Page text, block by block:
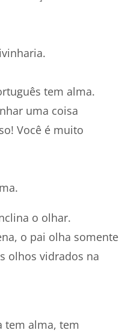
tem alma.
uma coisa
Você é muito
o olhar.
o pai olha somente
olhos vidrados na
tem alma, tem